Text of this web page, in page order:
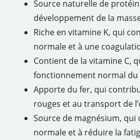
Source naturelle de
développement de la
Riche en vitamine K, qui
normale et à une
Contient de la vitamine C,
fonctionnement normal
Apporte du fer, qui
rouges et au transport de
Source de magnésium,
normale et à réduire la